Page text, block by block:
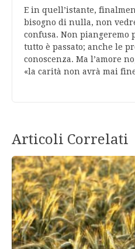
E in quell’istante,
bisogno di nulla, non
confusa. Non
tutto è passato; anche le
conoscenza. Ma l’amore
«la carità non avrà mai
Articoli Correlati